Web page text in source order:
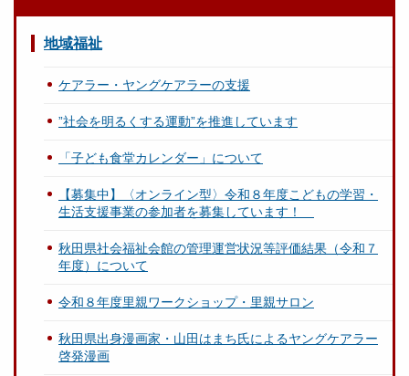
地域福祉
ケアラー・ヤングケアラーの支援
”社会を明るくする運動”を推進しています
「子ども食堂カレンダー」について
【募集中】〈オンライン型〉令和８年度こどもの学習・
生活支援事業の参加者を募集しています！
秋田県社会福祉会館の管理運営状況等評価結果（令和７
年度）について
令和８年度里親ワークショップ・里親サロン
秋田県出身漫画家・山田はまち氏によるヤングケアラー
啓発漫画